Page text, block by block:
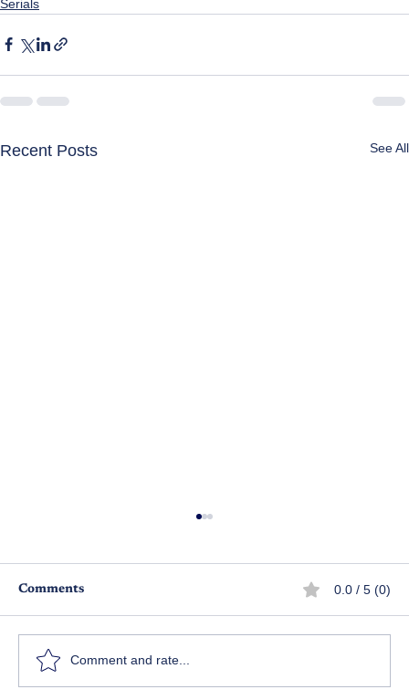
Serials
Recent Posts See All
Comments 0.0 / 5 (0)
Comment and rate...